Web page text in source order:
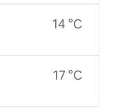
14 °C
17 °C